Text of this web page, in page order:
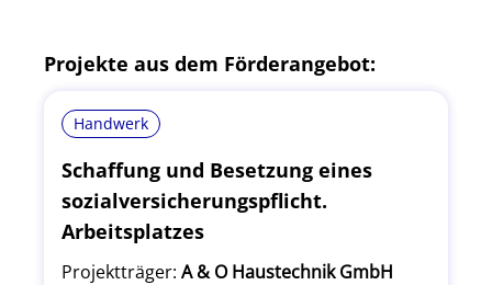
Projekte aus dem Förderangebot:
Handwerk
Schaffung und Besetzung eines
sozialversicherungspflicht.
Arbeitsplatzes
Projektträger: A & O Haustechnik GmbH